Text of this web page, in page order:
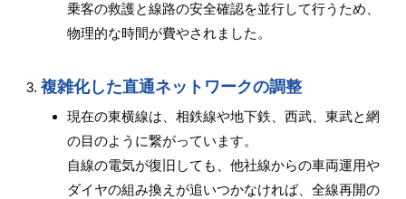
乗客の救護と線路の安全確認を並行して行うため、
物理的な時間が費やされました。
複雑化した直通ネットワークの調整
現在の東横線は、相鉄線や地下鉄、西武、東武と網
の目のように繋がっています。
自線の電気が復旧しても、他社線からの車両運用や
ダイヤの組み換えが追いつかなければ、全線再開の